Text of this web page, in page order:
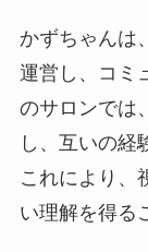
かずちゃんは
運営し、コミ
のサロンでは
し、互いの経
これにより、
い理解を得る